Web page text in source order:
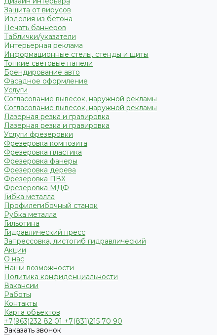
Защита от вирусов
Изделия из бетона
Печать баннеров
Таблички/указатели
Интерьерная реклама
Информационные стелы, стенды и щиты
Тонкие световые панели
Брендирование авто
Фасадное оформление
Услуги
Согласование вывесок, наружной рекламы
Согласование вывесок, наружной рекламы
Лазерная резка и гравировка
Лазерная резка и гравировка
Услуги фрезеровки
Фрезеровка композита
Фрезеровка пластика
Фрезеровка фанеры
Фрезеровка дерева
Фрезеровка ПВХ
Фрезеровка МДФ
Гибка металла
Профилегибочный станок
Рубка металла
Гильотина
Гидравлический пресс
Запрессовка, листогиб гидравлический
Акции
О нас
Наши возможности
Политика конфиденциальности
Вакансии
Работы
Контакты
Карта объектов
+7(963)232 82 01 +7(831)215 70 90
Заказать звонок